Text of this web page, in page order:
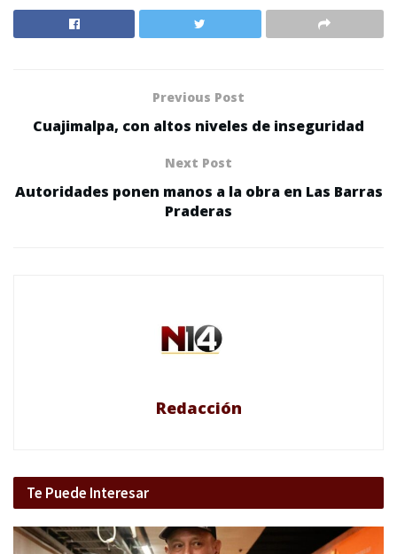
Previous Post
Cuajimalpa, con altos niveles de inseguridad
Next Post
Autoridades ponen manos a la obra en Las Barras
Praderas
Redacción
Te Puede Interesar